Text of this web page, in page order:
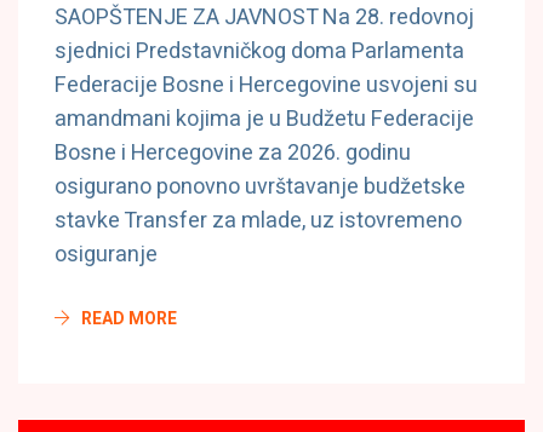
SAOPŠTENJE ZA JAVNOST Na 28. redovnoj
sjednici Predstavničkog doma Parlamenta
Federacije Bosne i Hercegovine usvojeni su
amandmani kojima je u Budžetu Federacije
Bosne i Hercegovine za 2026. godinu
osigurano ponovno uvrštavanje budžetske
stavke Transfer za mlade, uz istovremeno
osiguranje
READ MORE